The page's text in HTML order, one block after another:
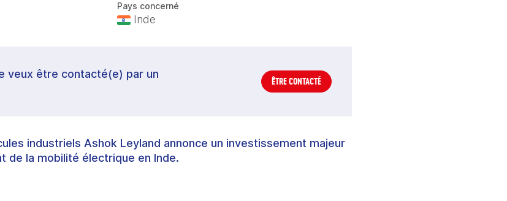
Pays concerné
Inde
veux être contacté(e) par un
ÊTRE CONTACTÉ
industriels Ashok Leyland annonce un investissement majeur
de la mobilité électrique en Inde.